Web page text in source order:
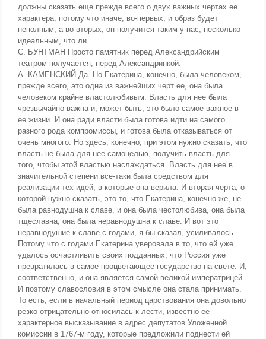
должны сказать еще прежде всего о двух важных чертах ее
характера, потому что иначе, во-первых, и образ будет
неполным, а во-вторых, он получится таким у нас, несколько
идеальным, что ли.
С. БУНТМАН Просто памятник перед Александрийским
театром получается, перед Александринкой.
А. КАМЕНСКИЙ Да. Но Екатерина, конечно, была человеком,
прежде всего, это одна из важнейших черт ее, она была
человеком крайне властолюбивым. Власть для нее была
чрезвычайно важна и, может быть, это было самое важное в
ее жизни. И она ради власти была готова идти на самого
разного рода компромиссы, и готова была отказываться от
очень многого. Но здесь, конечно, при этом нужно сказать, что
власть не была для нее самоцелью, получить власть для
того, чтобы этой властью наслаждаться. Власть для нее в
значительной степени все-таки была средством для
реализации тех идей, в которые она верила. И вторая черта, о
которой нужно сказать, это то, что Екатерина, конечно же, не
была равнодушна к славе, и она была честолюбива, она была
тщеславна, она была неравнодушна к славе. И вот это
неравнодушие к славе с годами, я бы сказал, усиливалось.
Потому что с годами Екатерина уверовала в то, что ей уже
удалось осчастливить своих подданных, что Россия уже
превратилась в самое процветающее государство на свете. И,
соответственно, и она является самой великой императрицей.
И поэтому славословия в этом смысле она стала принимать.
То есть, если в начальный период царствования она довольно
резко отрицательно относилась к лести, известно ее
характерное высказывание в адрес депутатов Уложенной
комиссии в 1767-м году, которые предложили поднести ей